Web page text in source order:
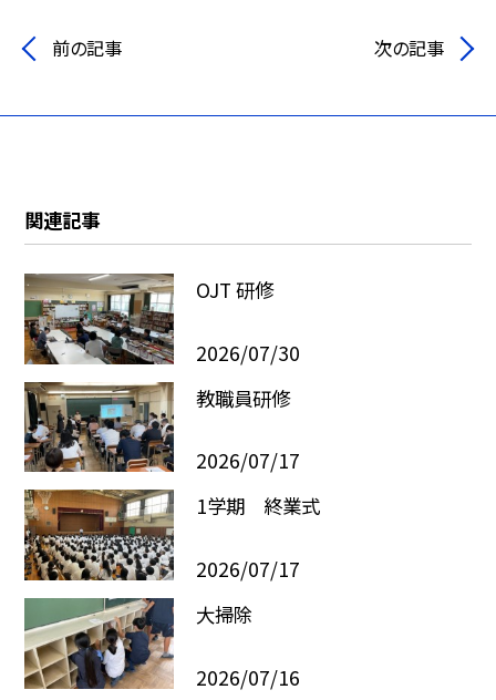
前の記事 次の記事
関連記事
OJT 研修
2026/07/30
教職員研修
2026/07/17
1学期 終業式
2026/07/17
大掃除
2026/07/16